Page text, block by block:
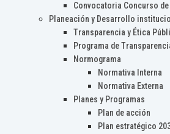
Convocatoria Concurso de
Planeación y Desarrollo
Transparencia y Ética
Programa de
Normograma
Normativa Interna
Normativa Externa
Planes y Programas
Plan de acción
Plan estratégico